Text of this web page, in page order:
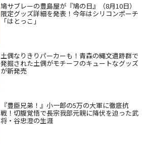
鳩サブレーの豊島屋が『鳩の日』（8月10日）
限定グッズ詳細を発表！今年はシリコンポーチ
「はとっこ」
土偶なりきりパーカーも！青森の縄文遺跡群で
発掘された土偶がモチーフのキュートなグッズ
が新発売
『豊臣兄弟！』小一郎の5万の大軍に徹底抗
戦！切腹覚悟で長宗我部元親に降伏を迫った武
将・谷忠澄の生涯